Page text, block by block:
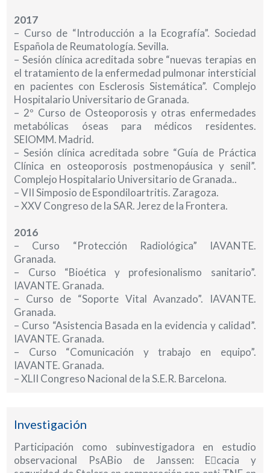
2017
– Curso de “Introducción a la Ecografía”. Sociedad
Española de Reumatología. Sevilla.
– Sesión clínica acreditada sobre “nuevas terapias en
el tratamiento de la enfermedad pulmonar intersticial
en pacientes con Esclerosis Sistemática”. Complejo
Hospitalario Universitario de Granada.
– 2º Curso de Osteoporosis y otras enfermedades
metabólicas óseas para médicos residentes.
SEIOMM. Madrid.
– Sesión clínica acreditada sobre “Guía de Práctica
Clínica en osteoporosis postmenopáusica y senil”.
Complejo Hospitalario Universitario de Granada..
– VII Simposio de Espondiloartritis. Zaragoza.
– XXV Congreso de la SAR. Jerez de la Frontera.
2016
– Curso “Protección Radiológica” IAVANTE.
Granada.
– Curso “Bioética y profesionalismo sanitario”.
IAVANTE. Granada.
– Curso de “Soporte Vital Avanzado”. IAVANTE.
Granada.
– Curso “Asistencia Basada en la evidencia y calidad”.
IAVANTE. Granada.
– Curso “Comunicación y trabajo en equipo”.
IAVANTE. Granada.
– XLII Congreso Nacional de la S.E.R. Barcelona.
Investigación
Participación como subinvestigadora en estudio
observacional PsABio de Janssen: E􀃶cacia y